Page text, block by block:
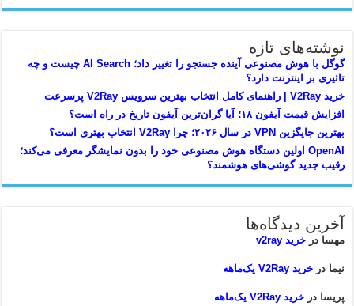
نوشته‌های تازه
گوگل با هوش مصنوعی آینده جستجو را تغییر داد؛ AI Search چیست و چه
تاثیری بر اینترنت دارد؟
خرید V2Ray | راهنمای کامل انتخاب بهترین سرویس V2Ray پرسرعت
افزایش قیمت آیفون ۱۸؛ آیا گران‌ترین آیفون تاریخ در راه است؟
بهترین جایگزین VPN در سال ۲۰۲۶؛ چرا V2Ray انتخاب بهتری است؟
OpenAI اولین دستگاه هوش مصنوعی خود را بدون نمایشگر معرفی می‌کند؛
رقیب جدید گوشی‌های هوشمند؟
آخرین دیدگاه‌ها
مهسا درخرید v2ray
نیما درخرید V2Ray یک‌ماهه
پریسا درخرید V2Ray یک‌ماهه